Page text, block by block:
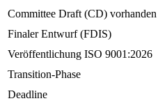
Committee Draft (CD) vorhanden
Finaler Entwurf (FDIS)
Veröffentlichung ISO 9001:2026
Transition-Phase
Deadline
iBotQi
IQI. Ich